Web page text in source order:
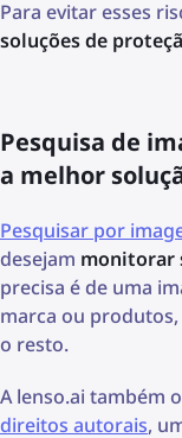
Para evitar esses
soluções de
Pesquisa de
a melhor
Pesquisar por
desejam monitorar
precisa é de uma
marca ou produtos,
o resto.
A lenso.ai também
direitos autorais,